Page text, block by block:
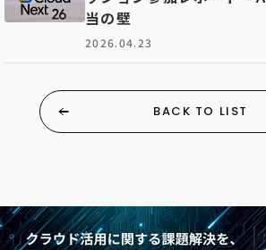
当の壁
2026.04.23
BACK TO LIST